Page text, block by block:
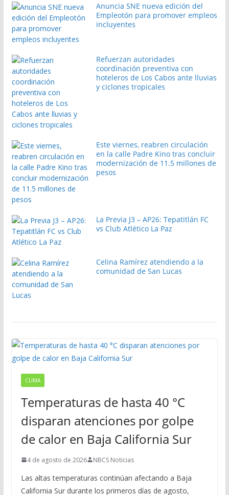
Anuncia SNE nueva edición del
Empleotón para promover empleos
incluyentes
Refuerzan autoridades
coordinación preventiva con
hoteleros de Los Cabos ante lluvias
y ciclones tropicales
Este viernes, reabren circulación
en la calle Padre Kino tras concluir
modernización de 11.5 millones de
pesos
La Previa J3 – AP26: Tepatitlán FC
vs Club Atlético La Paz
Celina Ramírez atendiendo a la
comunidad de San Lucas
CLIMA
Temperaturas de hasta 40 °C
disparan atenciones por golpe
de calor en Baja California Sur
4 de agosto de 2026 NBCS Noticias
Las altas temperaturas continúan afectando a Baja
California Sur durante los primeros días de agosto,